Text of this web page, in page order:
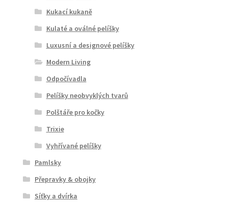
Kukací kukaně
Kulaté a oválné pelíšky
Luxusní a designové pelíšky
Modern Living
Odpočívadla
Pelíšky neobvyklých tvarů
Polštáře pro kočky
Trixie
Vyhřívané pelíšky
Pamlsky
Přepravky & obojky
Síťky a dvírka